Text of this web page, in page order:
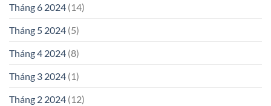
Tháng 6 2024 (14)
Tháng 5 2024 (5)
Tháng 4 2024 (8)
Tháng 3 2024 (1)
Tháng 2 2024 (12)